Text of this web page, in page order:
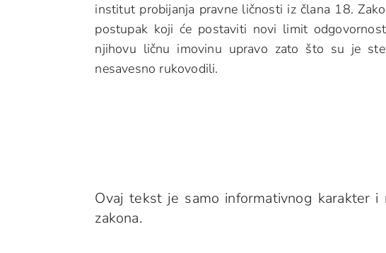
institut probijanja pravne ličnosti iz člana 18.
postupak koji će postaviti novi limit
njihovu ličnu imovinu upravo zato što su je
nesavesno rukovodili.
Ovaj tekst je samo informativnog karakter
zakona.